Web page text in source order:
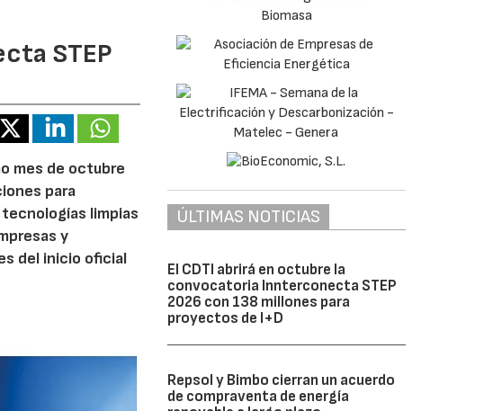
STEP
mes de octubre
para
limpias
y
del inicio oficial
ÚLTIMAS NOTICIAS
El CDTI abrirá en octubre la
convocatoria Innterconecta STEP
2026 con 138 millones para
proyectos de I+D
Repsol y Bimbo cierran un acuerdo
de compraventa de energía